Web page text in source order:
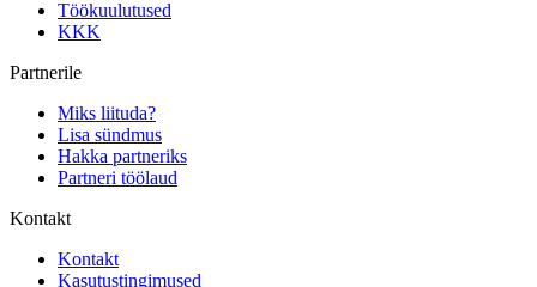
Töökuulutused
KKK
Partnerile
Miks liituda?
Lisa sündmus
Hakka partneriks
Partneri töölaud
Kontakt
Kontakt
Kasutustingimused